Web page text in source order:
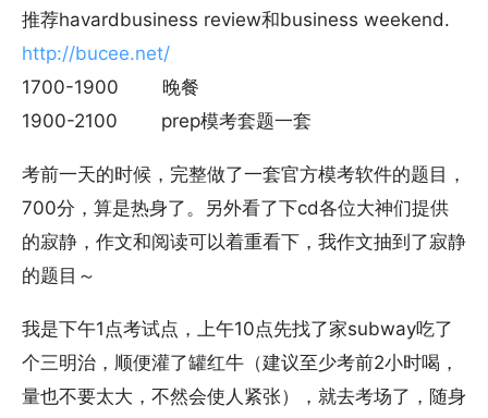
推荐havardbusiness review和business weekend.
http://bucee.net/
1700-1900 晚餐
1900-2100 prep模考套题一套
考前一天的时候，完整做了一套官方模考软件的题目，
700分，算是热身了。另外看了下cd各位大神们提供
的寂静，作文和阅读可以着重看下，我作文抽到了寂静
的题目～
我是下午1点考试点，上午10点先找了家subway吃了
个三明治，顺便灌了罐红牛（建议至少考前2小时喝，
量也不要太大，不然会使人紧张），就去考场了，随身